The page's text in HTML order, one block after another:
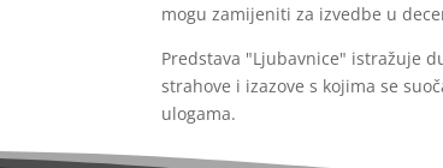
mogu zamijeniti za izvedbe u
Predstava "Ljubavnice" istražuje
strahove i izazove s kojima se
ulogama.